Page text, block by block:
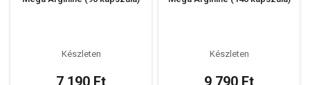
Készleten
7 190 Ft
Készleten
9 790 Ft